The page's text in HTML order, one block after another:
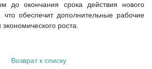
до окончания срока действия нового
обеспечит дополнительные рабочие
роста.
Возврат к списку